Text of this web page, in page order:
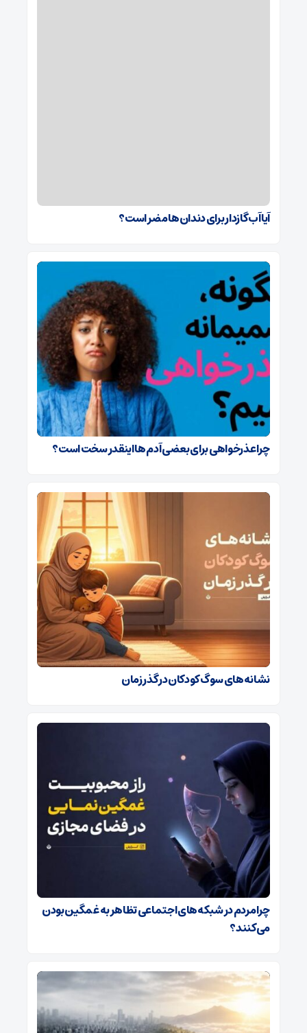
آیا آب گازدار برای دندان‌ها مضر است؟
چرا عذرخواهی برای بعضی آدم ها اینقدر سخت است؟
نشانه‌های سوگ کودکان در گذر زمان
چرا مردم در شبکه‌های اجتماعی تظاهر به غمگین بودن
می‌کنند؟